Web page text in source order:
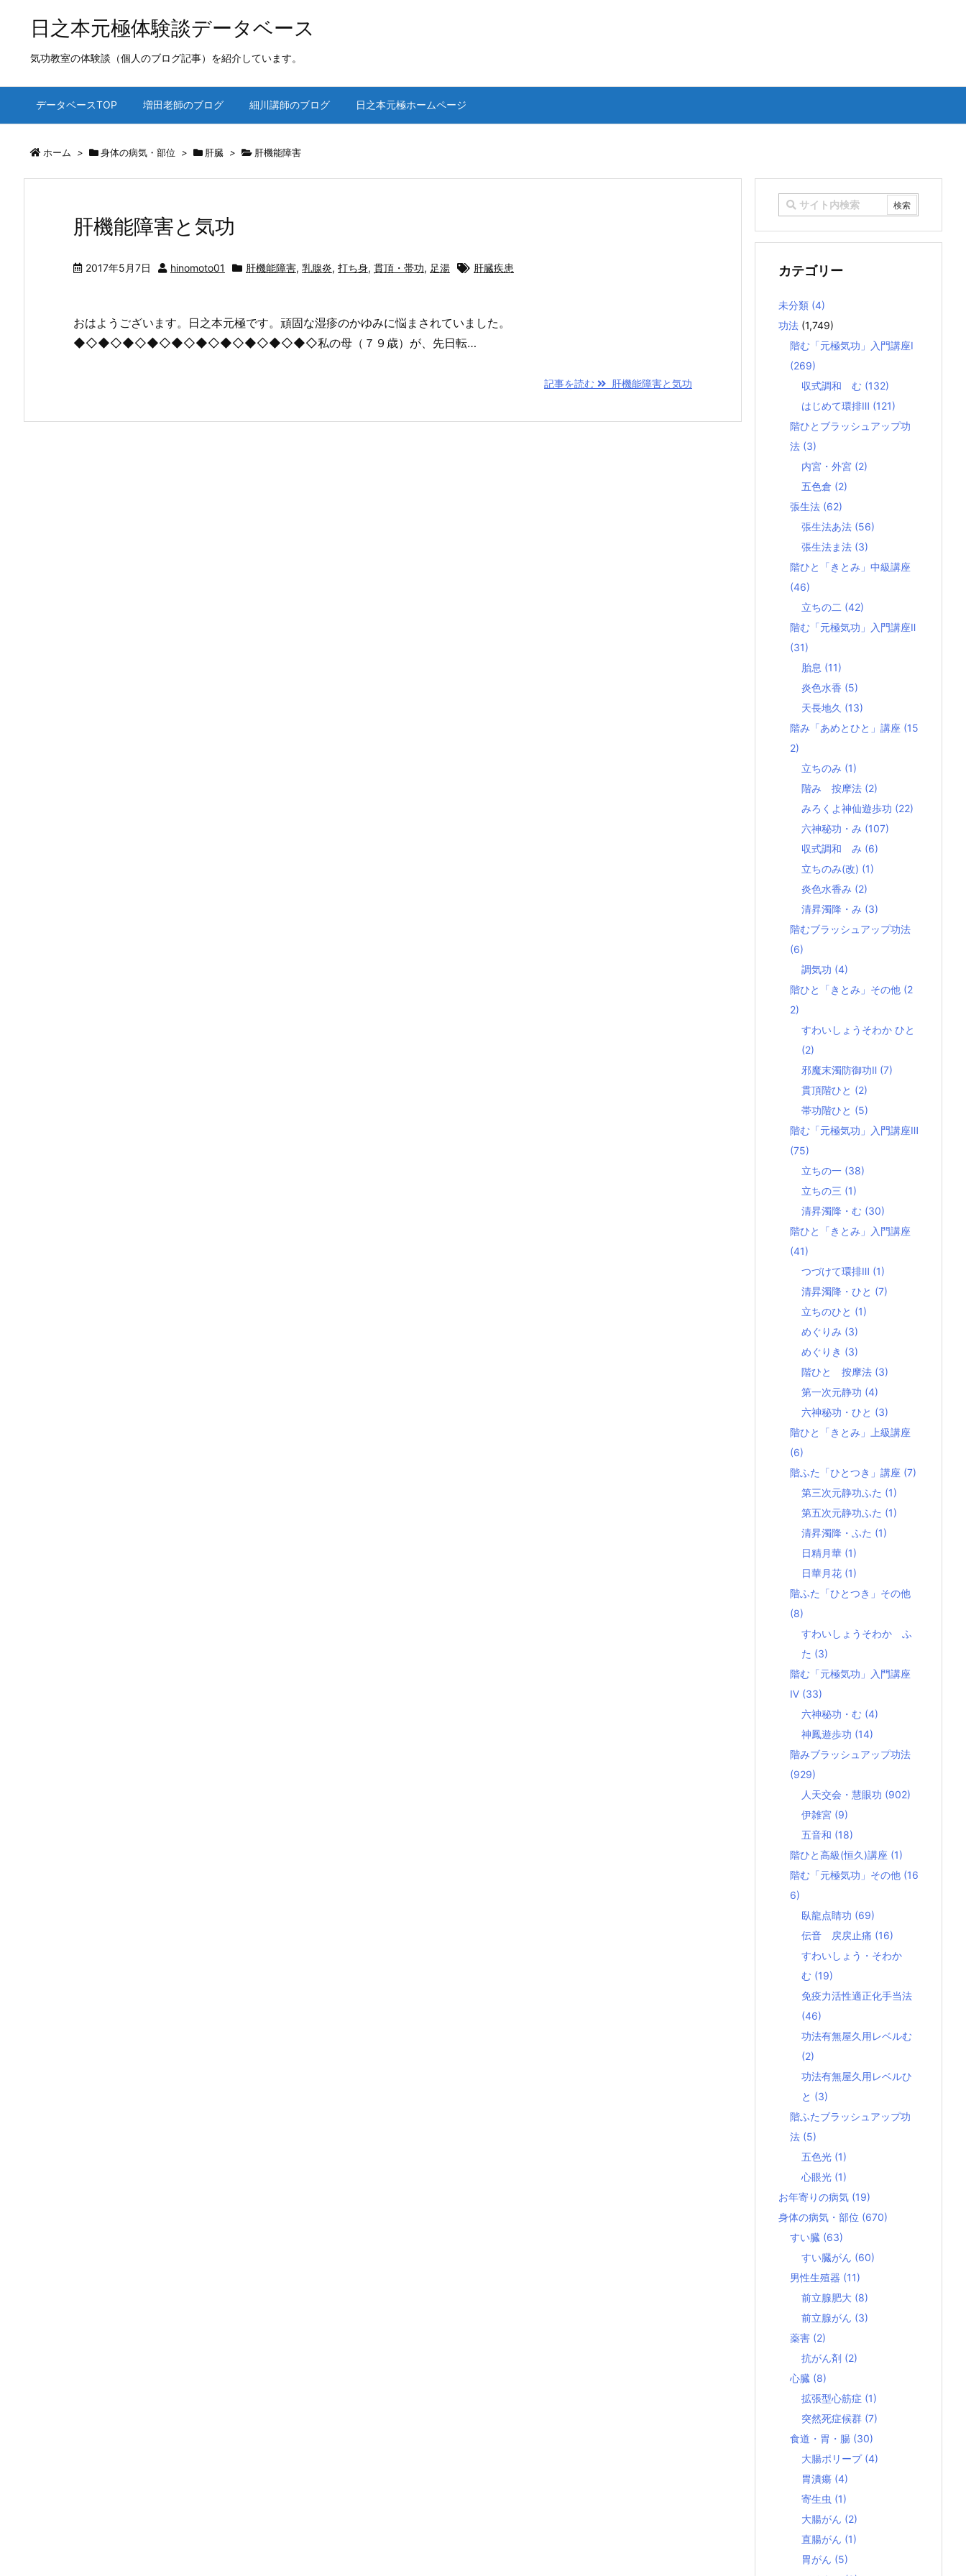
日之本元極体験談データベース
気功教室の体験談（個人のブログ記事）を紹介しています。
データベースTOP 増田老師のブログ 細川講師のブログ 日之本元極ホームページ
ホーム > 身体の病気・部位 > 肝臓 > 肝機能障害
肝機能障害と気功
2017年5月7日 hinomoto01 肝機能障害, 乳腺炎, 打ち身, 貫頂・帯功, 足湯 肝臓疾患
おはようございます。日之本元極です。頑固な湿疹のかゆみに悩まされていました。
◆◇◆◇◆◇◆◇◆◇◆◇◆◇◆◇◆◇◆◇私の母（７９歳）が、先日転…
記事を読む 肝機能障害と気功
カテゴリー
未分類 (4)
功法 (1,749)
階む「元極気功」入門講座Ⅰ
(269)
収式調和 む (132)
はじめて環排Ⅲ (121)
階ひとブラッシュアップ功
法 (3)
内宮・外宮 (2)
五色倉 (2)
張生法 (62)
張生法あ法 (56)
張生法ま法 (3)
階ひと「きとみ」中級講座
(46)
立ちの二 (42)
階む「元極気功」入門講座Ⅱ
(31)
胎息 (11)
炎色水香 (5)
天長地久 (13)
階み「あめとひと」講座 (15
2)
立ちのみ (1)
階み 按摩法 (2)
みろくよ神仙遊歩功 (22)
六神秘功・み (107)
収式調和 み (6)
立ちのみ(改) (1)
炎色水香み (2)
清昇濁降・み (3)
階むブラッシュアップ功法
(6)
調気功 (4)
階ひと「きとみ」その他 (2
2)
すわいしょうそわか ひと
(2)
邪魔末濁防御功Ⅱ (7)
貫頂階ひと (2)
帯功階ひと (5)
階む「元極気功」入門講座Ⅲ
(75)
立ちの一 (38)
立ちの三 (1)
清昇濁降・む (30)
階ひと「きとみ」入門講座
(41)
つづけて環排Ⅲ (1)
清昇濁降・ひと (7)
立ちのひと (1)
めぐりみ (3)
めぐりき (3)
階ひと 按摩法 (3)
第一次元静功 (4)
六神秘功・ひと (3)
階ひと「きとみ」上級講座
(6)
階ふた「ひとつき」講座 (7)
第三次元静功ふた (1)
第五次元静功ふた (1)
清昇濁降・ふた (1)
日精月華 (1)
日華月花 (1)
階ふた「ひとつき」その他
(8)
すわいしょうそわか ふ
た (3)
階む「元極気功」入門講座
Ⅳ (33)
六神秘功・む (4)
神鳳遊歩功 (14)
階みブラッシュアップ功法
(929)
人天交会・慧眼功 (902)
伊雑宮 (9)
五音和 (18)
階ひと高級(恒久)講座 (1)
階む「元極気功」その他 (16
6)
臥龍点睛功 (69)
伝音 戻戻止痛 (16)
すわいしょう・そわか
む (19)
免疫力活性適正化手当法
(46)
功法有無屋久用レベルむ
(2)
功法有無屋久用レベルひ
と (3)
階ふたブラッシュアップ功
法 (5)
五色光 (1)
心眼光 (1)
お年寄りの病気 (19)
身体の病気・部位 (670)
すい臓 (63)
すい臓がん (60)
男性生殖器 (11)
前立腺肥大 (8)
前立腺がん (3)
薬害 (2)
抗がん剤 (2)
心臓 (8)
拡張型心筋症 (1)
突然死症候群 (7)
食道・胃・腸 (30)
大腸ポリープ (4)
胃潰瘍 (4)
寄生虫 (1)
大腸がん (2)
直腸がん (1)
胃がん (5)